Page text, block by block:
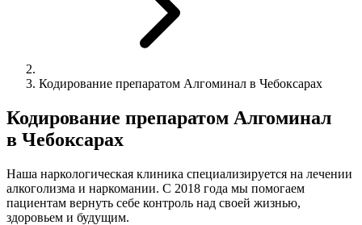
Кодирование препаратом Алгоминал в Чебоксарах
Кодирование препаратом Алгоминал
в Чебоксарах
Наша наркологическая клиника специализируется на лечении
алкоголизма и наркомании. С 2018 года мы помогаем
пациентам вернуть себе контроль над своей жизнью,
здоровьем и будущим.